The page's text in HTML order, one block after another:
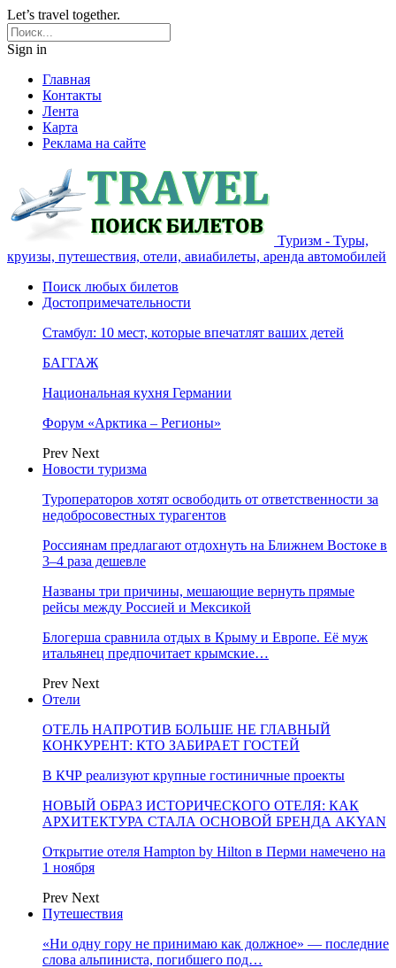
Let’s travel together.
Sign in
Главная
Контакты
Лента
Карта
Реклама на сайте
Туризм - Туры,
круизы, путешествия, отели, авиабилеты, аренда автомобилей
Поиск любых билетов
Достопримечательности
Стамбул: 10 мест, которые впечатлят ваших детей
БАГГАЖ
Национальная кухня Германии
Форум «Арктика – Регионы»
Prev Next
Новости туризма
Туроператоров хотят освободить от ответственности за
недобросовестных турагентов
Россиянам предлагают отдохнуть на Ближнем Востоке в
3–4 раза дешевле
Названы три причины, мешающие вернуть прямые
рейсы между Россией и Мексикой
Блогерша сравнила отдых в Крыму и Европе. Её муж
итальянец предпочитает крымские…
Prev Next
Отели
ОТЕЛЬ НАПРОТИВ БОЛЬШЕ НЕ ГЛАВНЫЙ
КОНКУРЕНТ: КТО ЗАБИРАЕТ ГОСТЕЙ
В КЧР реализуют крупные гостиничные проекты
НОВЫЙ ОБРАЗ ИСТОРИЧЕСКОГО ОТЕЛЯ: КАК
АРХИТЕКТУРА СТАЛА ОСНОВОЙ БРЕНДА AKYAN
Открытие отеля Hampton by Hilton в Перми намечено на
1 ноября
Prev Next
Путешествия
«Ни одну гору не принимаю как должное» — последние
слова альпиниста, погибшего под…